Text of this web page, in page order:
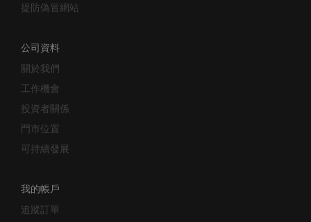
提防偽冒網站
公司資料
關於我們
工作機會
投資者關係
門市位置
可持續發展
我的帳戶
追蹤訂單